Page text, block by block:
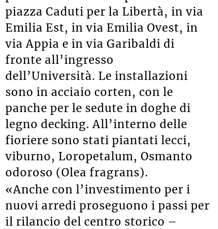
piazza Caduti per la Libertà, in via
Emilia Est, in via Emilia Ovest, in
via Appia e in via Garibaldi di
fronte all’ingresso
dell’Università. Le installazioni
sono in acciaio corten, con le
panche per le sedute in doghe di
legno decking. All’interno delle
fioriere sono stati piantati lecci,
viburno, Loropetalum, Osmanto
odoroso (Olea fragrans).
«Anche con l’investimento per i
nuovi arredi proseguono i passi per
il rilancio del centro storico –